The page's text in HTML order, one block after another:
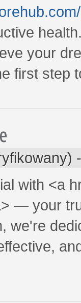
your
first step
with <a
— your
we're